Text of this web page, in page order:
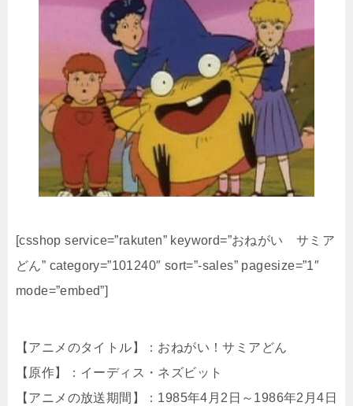
[csshop service=”rakuten” keyword=”おねがい サミア
どん” category=”101240″ sort=”-sales” pagesize=”1″
mode=”embed”]
【アニメのタイトル】：おねがい！サミアどん
【原作】：イーディス・ネズビット
【アニメの放送期間】：1985年4月2日～1986年2月4日